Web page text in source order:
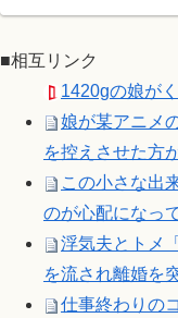
■相互リンク
1420gの娘がく
娘が某アニメ
を控えさせた方
この小さな出
のが心配になっ
浮気夫とトメ
を流され離婚を
仕事終わりの